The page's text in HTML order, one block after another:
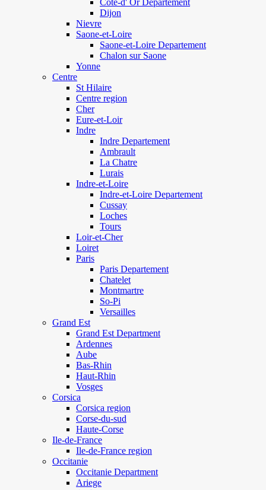
Cote-d' Or Departement
Dijon
Nievre
Saone-et-Loire
Saone-et-Loire Departement
Chalon sur Saone
Yonne
Centre
St Hilaire
Centre region
Cher
Eure-et-Loir
Indre
Indre Departement
Ambrault
La Chatre
Lurais
Indre-et-Loire
Indre-et-Loire Departement
Cussay
Loches
Tours
Loir-et-Cher
Loiret
Paris
Paris Departement
Chatelet
Montmartre
So-Pi
Versailles
Grand Est
Grand Est Department
Ardennes
Aube
Bas-Rhin
Haut-Rhin
Vosges
Corsica
Corsica region
Corse-du-sud
Haute-Corse
Ile-de-France
Ile-de-France region
Occitanie
Occitanie Department
Ariege